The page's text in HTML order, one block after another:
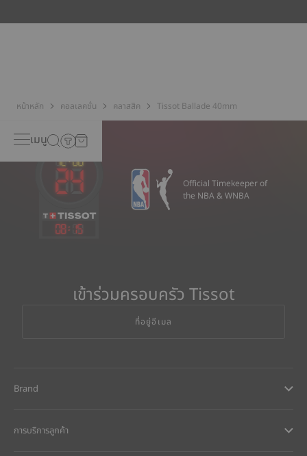
หน้าหลัก คอลเลคชั่น คลาสสิค Tissot Ballade 40mm
เมนู
08: 15
Official Timekeeper of
the NBA & WNBA
เข้าร่วมครอบครัว Tissot
ที่อยู่อีเมล
Brand
การบริการลูกค้า